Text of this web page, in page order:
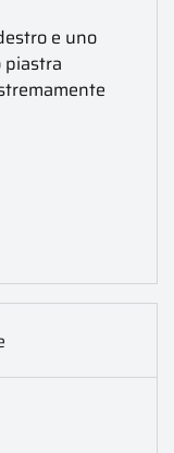
e uno